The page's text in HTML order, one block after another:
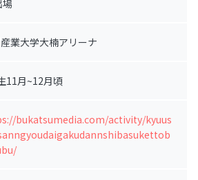
場
業大学大楠アリーナ
11月~12月頃
bukatsumedia.com/activity/kyuus